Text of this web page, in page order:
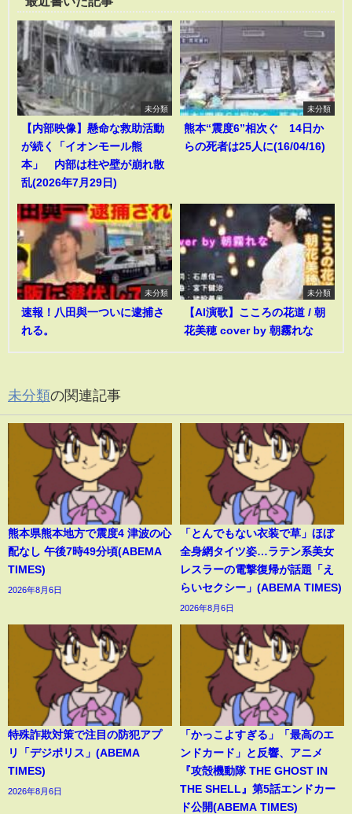
未分類
【内部映像】懸命な救助活動
が続く「イオンモール熊
本」 内部は柱や壁が崩れ散
乱(2026年7月29日)
未分類
熊本“震度6”相次ぐ 14日か
らの死者は25人に(16/04/16)
未分類
速報！八田與一ついに逮捕さ
れる。
未分類
【AI演歌】こころの花道 / 朝
花美穂 cover by 朝霧れな
未分類の関連記事
熊本県熊本地方で震度4 津波の心
配なし 午後7時49分頃(ABEMA
TIMES)
2026年8月6日
「とんでもない衣装で草」ほぼ
全身網タイツ姿…ラテン系美女
レスラーの電撃復帰が話題「え
らいセクシー」(ABEMA TIMES)
2026年8月6日
特殊詐欺対策で注目の防犯アプ
リ「デジポリス」(ABEMA
TIMES)
2026年8月6日
「かっこよすぎる」「最高のエ
ンドカード」と反響、アニメ
『攻殻機動隊 THE GHOST IN
THE SHELL』第5話エンドカー
ド公開(ABEMA TIMES)